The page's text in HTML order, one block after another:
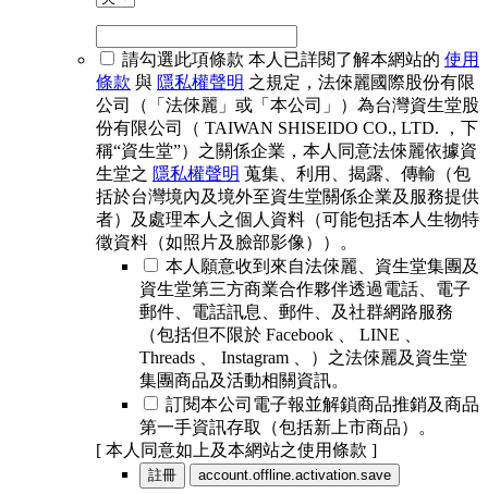
請勾選此項條款 本人已詳閱了解本網站的 使用
條款 與 隱私權聲明 之規定，法倈麗國際股份有限
公司（「法倈麗」或「本公司」）為台灣資生堂股
份有限公司（ TAIWAN SHISEIDO CO., LTD. ，下
稱“資生堂”）之關係企業，本人同意法倈麗依據資
生堂之 隱私權聲明 蒐集、利用、揭露、傳輸（包
括於台灣境內及境外至資生堂關係企業及服務提供
者）及處理本人之個人資料（可能包括本人生物特
徵資料（如照片及臉部影像））。
本人願意收到來自法倈麗、資生堂集團及
資生堂第三方商業合作夥伴透過電話、電子
郵件、電話訊息、郵件、及社群網路服務
（包括但不限於 Facebook 、 LINE 、
Threads 、 Instagram 、）之法倈麗及資生堂
集團商品及活動相關資訊。
訂閱本公司電子報並解鎖商品推銷及商品
第一手資訊存取（包括新上市商品）。
[ 本人同意如上及本網站之使用條款 ]
註冊 account.offline.activation.save